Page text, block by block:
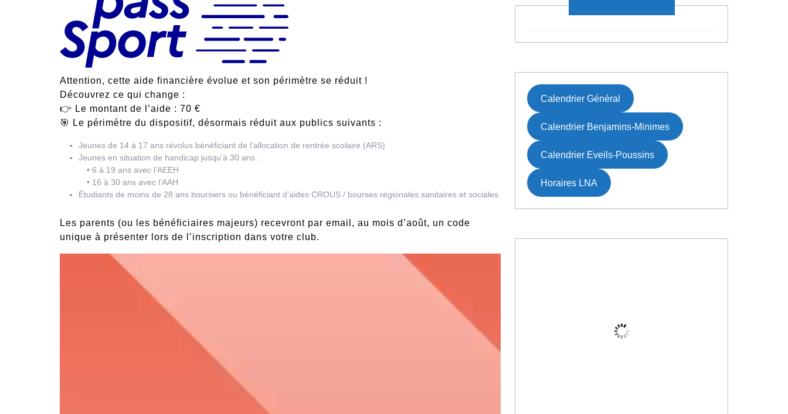
Attention, cette aide financière évolue et son périmètre se réduit !
Découvrez ce qui change :
👉 Le montant de l’aide : 70 €
🎯 Le périmètre du dispositif, désormais réduit aux publics suivants :
Jeunes de 14 à 17 ans révolus bénéficiant de l’allocation de rentrée scolaire (ARS)
Jeunes en situation de handicap jusqu’à 30 ans :
• 6 à 19 ans avec l’AEEH
• 16 à 30 ans avec l’AAH
Étudiants de moins de 28 ans boursiers ou bénéficiant d’aides CROUS / bourses régionales sanitaires et sociales
Les parents (ou les bénéficiaires majeurs) recevront par email, au mois d’août, un code
unique à présenter lors de l’inscription dans votre club.
Calendrier Général
Calendrier Benjamins-Minimes
Calendrier Eveils-Poussins
Horaires LNA